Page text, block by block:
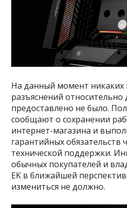
На данный момент никаких
разъяснений относительно
предоставлено не было.
сообщают о сохранении
интернет-магазина и
гарантийных обязательств
технической поддержки.
обычных покупателей и
EK в ближайшей
измениться не должно.